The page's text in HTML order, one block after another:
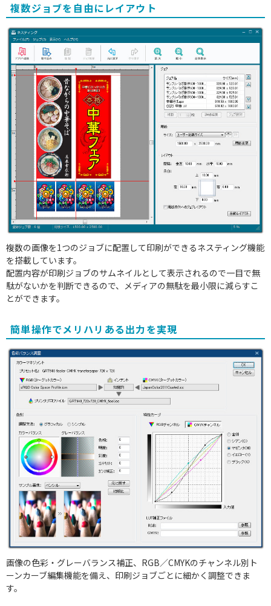
複数ジョブを自由にレイアウト
複数の画像を1つのジョブに配置して印刷ができるネスティング機能
を搭載しています。
配置内容が印刷ジョブのサムネイルとして表示されるので一目で無
駄がないかを判断できるので、メディアの無駄を最小限に減らすこ
とができます。
簡単操作でメリハリある出力を実現
画像の色彩・グレーバランス補正、RGB／CMYKのチャンネル別ト
ーンカーブ編集機能を備え、印刷ジョブごとに細かく調整できま
す。